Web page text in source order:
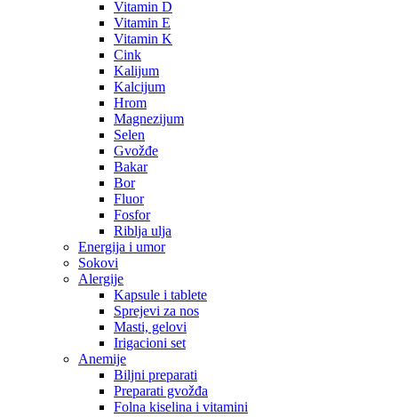
Vitamin D
Vitamin E
Vitamin K
Cink
Kalijum
Kalcijum
Hrom
Magnezijum
Selen
Gvožđe
Bakar
Bor
Fluor
Fosfor
Riblja ulja
Energija i umor
Sokovi
Alergije
Kapsule i tablete
Sprejevi za nos
Masti, gelovi
Irigacioni set
Anemije
Biljni preparati
Preparati gvožđa
Folna kiselina i vitamini